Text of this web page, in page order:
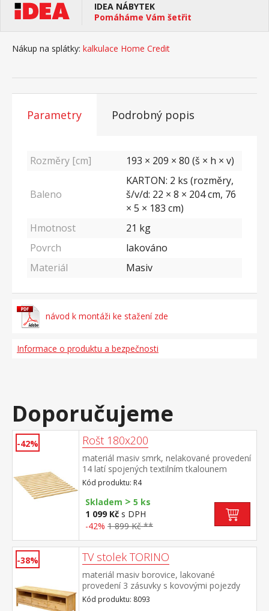
IDEA NÁBYTEK
Pomáháme Vám šetřit
Nákup na splátky: kalkulace Home Credit
Parametry Podrobný popis
Rozměry [cm] 193 × 209 × 80 (š × h × v)
Baleno
KARTON: 2 ks (rozměry,
š/v/d: 22 × 8 × 204 cm, 76
× 5 × 183 cm)
Hmotnost
21 kg
Povrch
lakováno
Materiál
Masiv
návod k montáži ke stažení zde
Informace o produktu a bezpečnosti
Doporučujeme
-42% Rošt 180x200
materiál masiv smrk, nelakované provedení
14 latí spojených textilním tkalounem
Kód produktu: R4
Skladem > 5 ks
1 099 Kč s DPH
-42% 1 899 Kč **
-38% TV stolek TORINO
materiál masiv borovice, lakované
provedení 3 zásuvky s kovovými pojezdy
Kód produktu: 8093